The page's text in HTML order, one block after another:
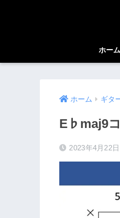
ホーム
ホーム ギタ
E♭maj9
2023年4月22日